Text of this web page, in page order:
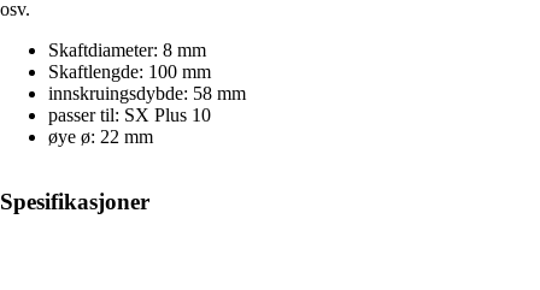
osv.
Skaftdiameter: 8 mm
Skaftlengde: 100 mm
innskruingsdybde: 58 mm
passer til: SX Plus 10
øye ø: 22 mm
Spesifikasjoner